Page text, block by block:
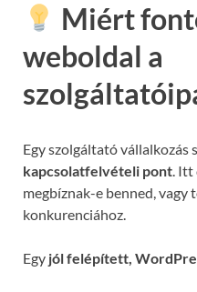
Miért
weboldal a
Egy szolgáltató vállalkozás
kapcsolatfelvételi pont. Itt
megbíznak-e benned, vagy
konkurenciához.
Egy jól felépített,